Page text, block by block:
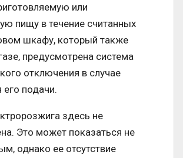
или
пищу в течение считанных
шкафу, который также
предусмотрена система
отключения в случае
подачи.
здесь не
Это может показаться не
однако ее отсутствие